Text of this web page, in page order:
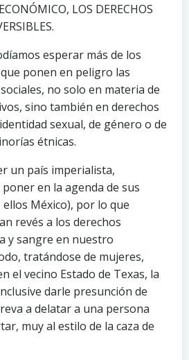
LOS DERECHOS
esperar más de los
ponen en peligro las
no solo en materia de
sino también en derechos
sexual, de género o de
étnicas.
un país imperialista,
en la agenda de sus
México), por lo que
revés a los derechos
y sangre en nuestro
tratándose de mujeres,
el vecino Estado de Texas, la
darle presunción de
a delatar a una persona
muy al estilo de la caza de